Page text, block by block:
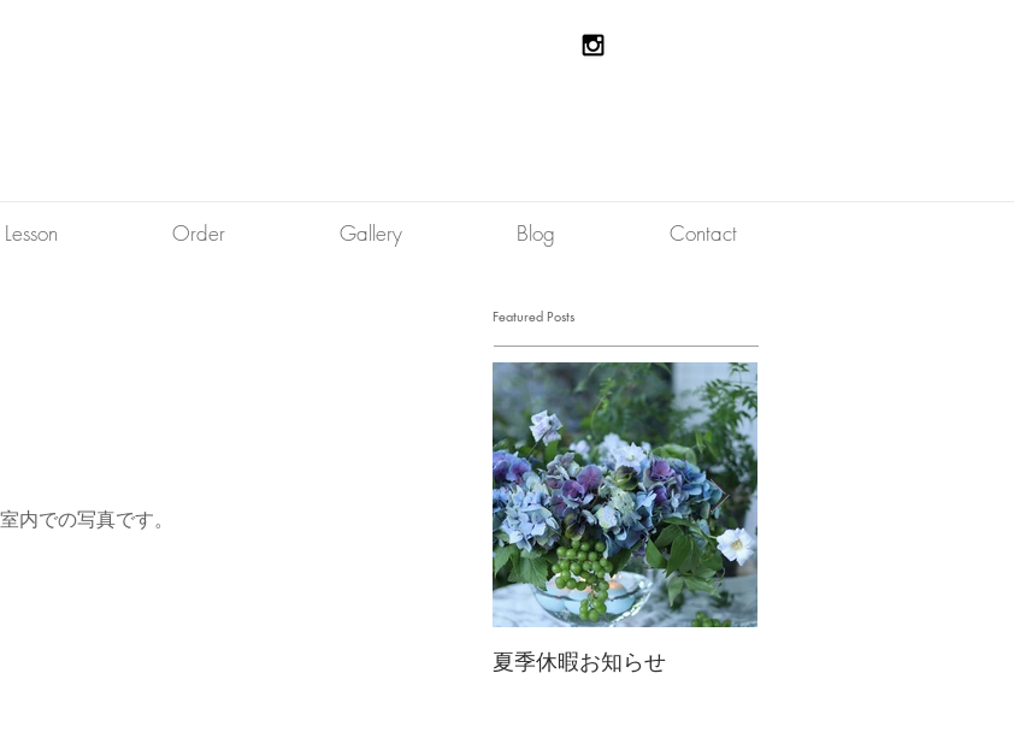
Lesson Order Gallery Blog Contact
内での写真です。
Featured Posts
夏季休暇お知らせ